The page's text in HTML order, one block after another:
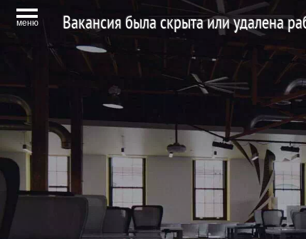
меню Вакансия была скрыта или удалена